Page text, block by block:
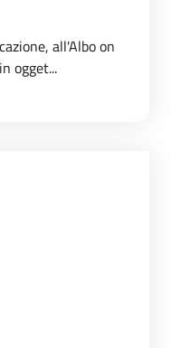
all'Albo on
ogget...